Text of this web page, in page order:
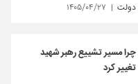
دولت ۱۴۰۵/۰۴/۲۷
چرا مسیر تشییع رهبر شهید
تغییر کرد